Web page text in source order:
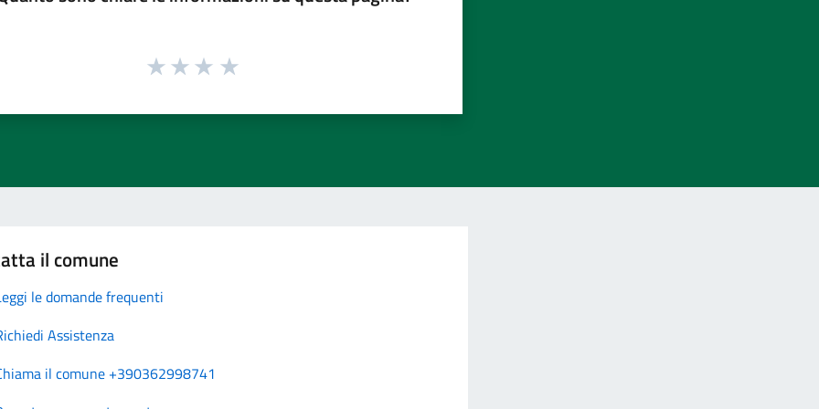
il comune
le domande frequenti
Assistenza
il comune +390362998741